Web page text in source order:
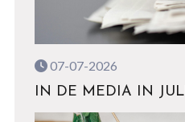
07-07-2026
IN DE MEDIA IN JULI